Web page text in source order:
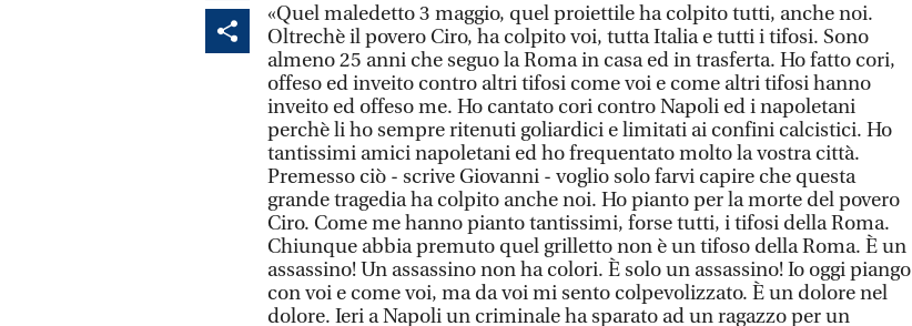
«Quel maledetto 3 maggio, quel proiettile ha colpito tutti, anche noi.
Oltrechè il povero Ciro, ha colpito voi, tutta Italia e tutti i tifosi. Sono
almeno 25 anni che seguo la Roma in casa ed in trasferta. Ho fatto cori,
offeso ed inveito contro altri tifosi come voi e come altri tifosi hanno
inveito ed offeso me. Ho cantato cori contro Napoli ed i napoletani
perchè li ho sempre ritenuti goliardici e limitati ai confini calcistici. Ho
tantissimi amici napoletani ed ho frequentato molto la vostra città.
Premesso ciò - scrive Giovanni - voglio solo farvi capire che questa
grande tragedia ha colpito anche noi. Ho pianto per la morte del povero
Ciro. Come me hanno pianto tantissimi, forse tutti, i tifosi della Roma.
Chiunque abbia premuto quel grilletto non è un tifoso della Roma. È un
assassino! Un assassino non ha colori. È solo un assassino! Io oggi piango
con voi e come voi, ma da voi mi sento colpevolizzato. È un dolore nel
dolore. Ieri a Napoli un criminale ha sparato ad un ragazzo per un